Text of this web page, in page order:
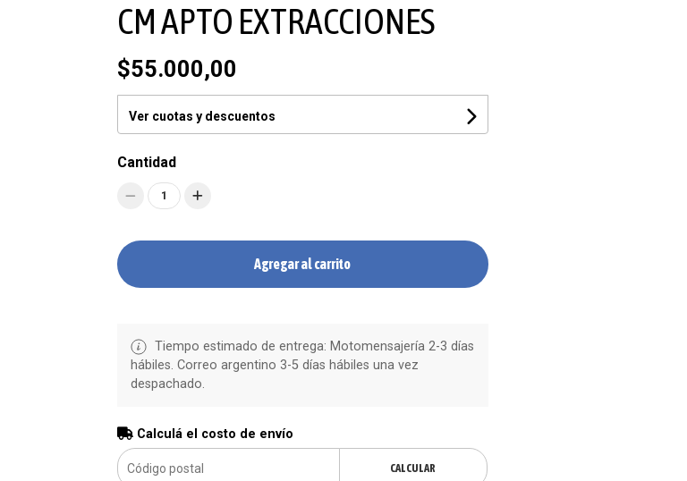
CM APTO EXTRACCIONES
$55.000,00
Ver cuotas y descuentos
Cantidad
1
Agregar al carrito
Tiempo estimado de entrega: Motomensajería 2-3 días
hábiles. Correo argentino 3-5 días hábiles una vez
despachado.
Calculá el costo de envío
CALCULAR